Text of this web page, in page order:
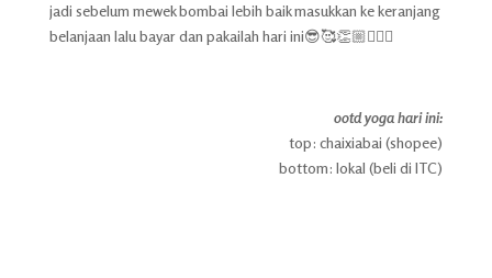
jadi sebelum mewek bombai lebih baik masukkan ke keranjang
belanjaan lalu bayar dan pakailah hari ini😎🥰👏🏼🤸🏼‍♀️
ootd yoga hari ini:
top: chaixiabai (shopee)
bottom: lokal (beli di ITC)